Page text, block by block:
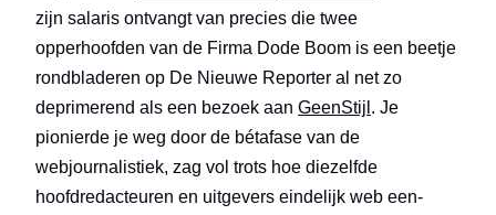
zijn salaris ontvangt van precies die twee
opperhoofden van de Firma Dode Boom is een beetje
rondbladeren op De Nieuwe Reporter al net zo
deprimerend als een bezoek aan GeenStijl . Je
pionierde je weg door de bétafase van de
webjournalistiek, zag vol trots hoe diezelfde
hoofdredacteuren en uitgevers eindelijk web een-